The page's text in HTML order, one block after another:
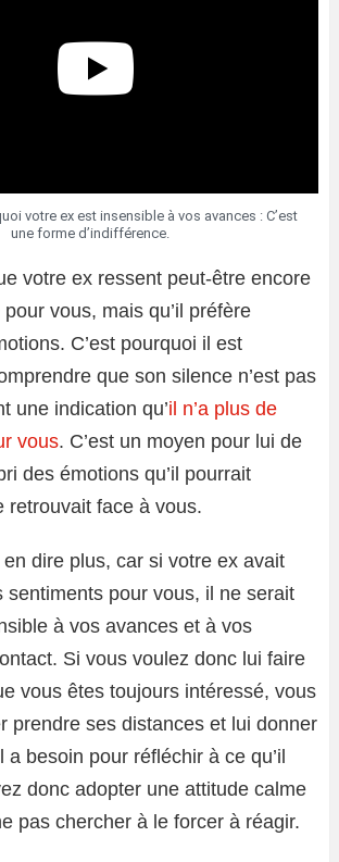
votre ex est insensible à vos avances : C’est
une forme d’indifférence.
votre ex ressent peut-être encore
vous, mais qu’il préfère
C’est pourquoi il est
que son silence n’est pas
une indication qu’il n’a plus de
vous. C’est un moyen pour lui de
des émotions qu’il pourrait
retrouvait face à vous.
dire plus, car si votre ex avait
sentiments pour vous, il ne serait
à vos avances et à vos
Si vous voulez donc lui faire
vous êtes toujours intéressé, vous
prendre ses distances et lui donner
a besoin pour réfléchir à ce qu’il
donc adopter une attitude calme
pas chercher à le forcer à réagir.